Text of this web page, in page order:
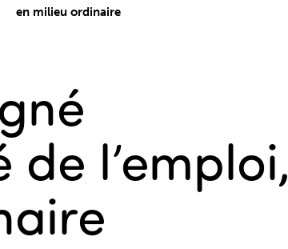
en milieu ordinaire
l’emploi,